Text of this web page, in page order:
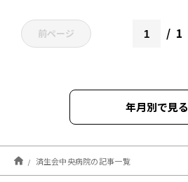
前ページ 1
年月別で見る
2023年04月
済生会中央病院の記事一覧